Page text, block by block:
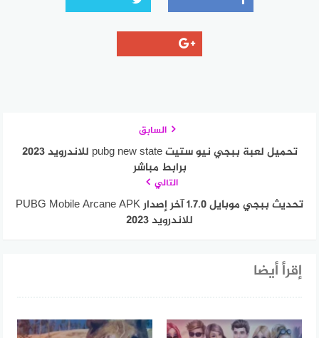
السابق
تحميل لعبة ببجي نيو ستيت pubg new state للاندرويد 2023
برابط مباشر
التالي
تحديث ببجي موبايل 1.7.0 آخر إصدار PUBG Mobile Arcane APK
للاندرويد 2023
إقرأ أيضا